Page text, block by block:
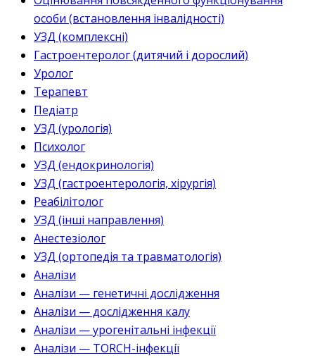
особи (встановлення інвалідності)
УЗД (комплексні)
Гастроентеролог (дитячий і дорослий)
Уролог
Терапевт
Педіатр
УЗД (урологія)
Психолог
УЗД (ендокринологія)
УЗД (гастроентерологія, хірургія)
Реабілітолог
УЗД (інші направлення)
Анестезіолог
УЗД (ортопедія та травматологія)
Аналізи
Аналізи — генетичні дослідження
Аналізи — дослідження калу
Аналізи — урогенітальні інфекції
Аналізи — TORCH-інфекції